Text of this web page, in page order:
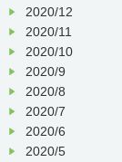
2020/12
2020/11
2020/10
2020/9
2020/8
2020/7
2020/6
2020/5